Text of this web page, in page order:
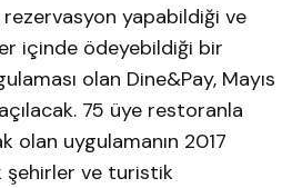
yapabildiği ve
içinde ödeyebildiği bir
olan Dine&Pay, Mayıs
75 üye restoranla
olan uygulamanın 2017
şehirler ve turistik